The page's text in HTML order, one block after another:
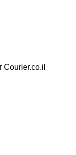
Courier.co.il